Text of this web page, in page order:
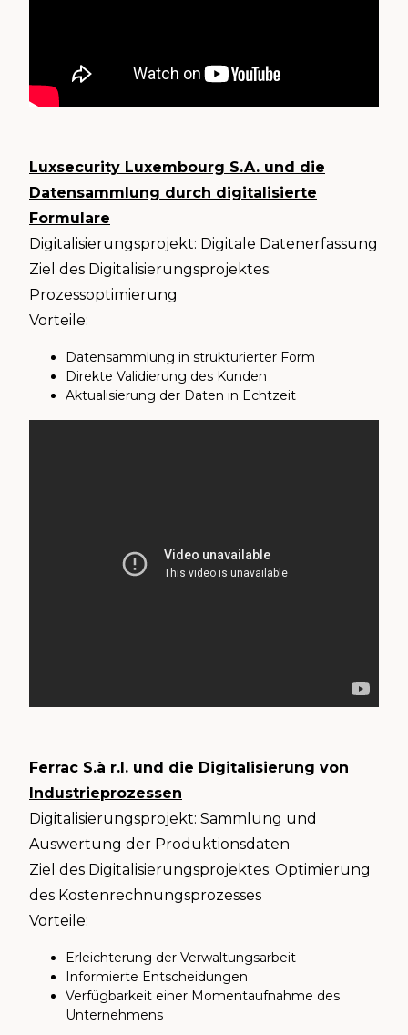
Luxsecurity Luxembourg S.A. und die
Datensammlung durch digitalisierte
Formulare
Digitalisierungsprojekt: Digitale Datenerfassung
Ziel des Digitalisierungsprojektes:
Prozessoptimierung
Vorteile:
Datensammlung in strukturierter Form
Direkte Validierung des Kunden
Aktualisierung der Daten in Echtzeit
Ferrac S.à r.l. und die Digitalisierung von
Industrieprozessen
Digitalisierungsprojekt: Sammlung und
Auswertung der Produktionsdaten
Ziel des Digitalisierungsprojektes: Optimierung
des Kostenrechnungsprozesses
Vorteile:
Erleichterung der Verwaltungsarbeit
Informierte Entscheidungen
Verfügbarkeit einer Momentaufnahme des
Unternehmens